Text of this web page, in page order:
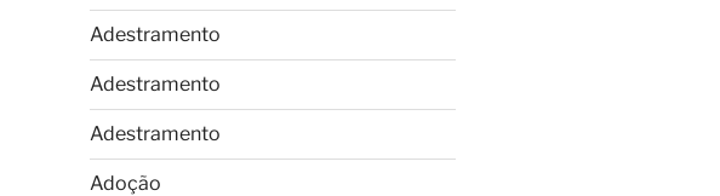
Adestramento
Adestramento
Adestramento
Adoção